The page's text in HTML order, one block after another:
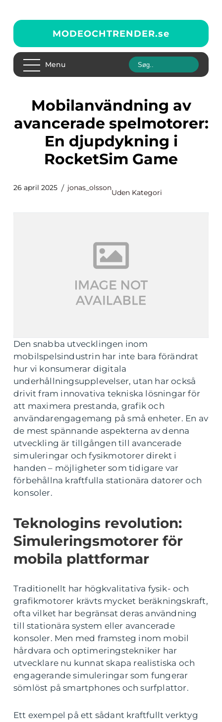
MODEOCHTRENDER.se
Menu
Mobilanvändning av
avancerade spelmotorer:
En djupdykning i
RocketSim Game
26 april 2025 jonas_olsson
Uden Kategori
Den snabba utvecklingen inom
mobilspelsindustrin har inte bara förändrat
hur vi konsumerar digitala
underhållningsupplevelser, utan har också
drivit fram innovativa tekniska lösningar för
att maximera prestanda, grafik och
användarengagemang på små enheter. En av
de mest spännande aspekterna av denna
utveckling är tillgången till avancerade
simuleringar och fysikmotorer direkt i
handen – möjligheter som tidigare var
förbehållna kraftfulla stationära datorer och
konsoler.
Teknologins revolution:
Simuleringsmotorer för
mobila plattformar
Traditionellt har högkvalitativa fysik- och
grafikmotorer krävts mycket beräkningskraft,
ofta vilket har begränsat deras användning
till stationära system eller avancerade
konsoler. Men med framsteg inom mobil
hårdvara och optimeringstekniker har
utvecklare nu kunnat skapa realistiska och
engagerande simuleringar som fungerar
sömlöst på smartphones och surfplattor.
Ett exempel på ett sådant kraftfullt verktyg